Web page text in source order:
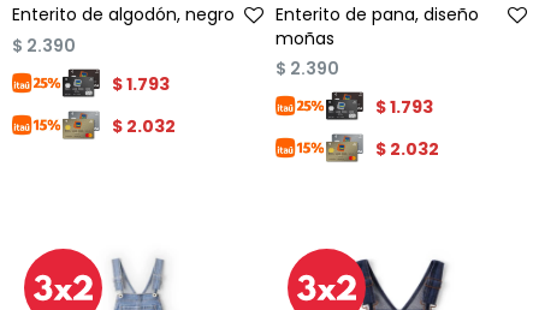
Enterito de algodón, negro
$ 2.390
$1.793
$ 2.032
Enterito de pana, diseño
moñas
$ 2.390
$1.793
$ 2.032